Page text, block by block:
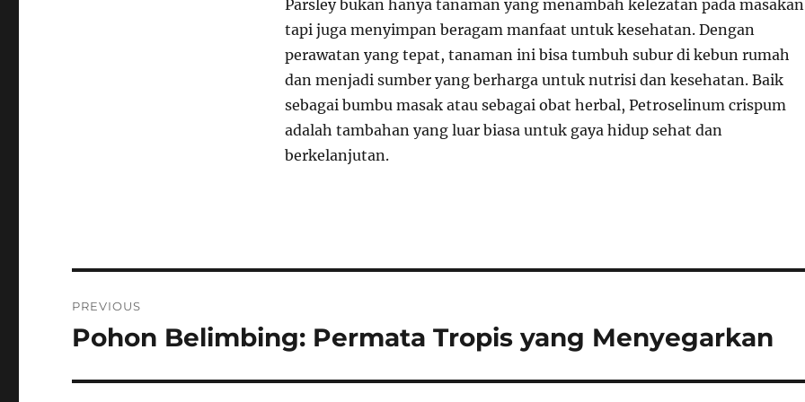
Parsley bukan hanya tanaman yang menambah kelezatan pada
tapi juga menyimpan beragam manfaat untuk kesehatan. Dengan
perawatan yang tepat, tanaman ini bisa tumbuh subur di kebun rumah
dan menjadi sumber yang berharga untuk nutrisi dan kesehatan. Baik
sebagai bumbu masak atau sebagai obat herbal, Petroselinum crispum
adalah tambahan yang luar biasa untuk gaya hidup sehat dan
berkelanjutan.
pos
PREVIOUS
Previous
Pohon Belimbing: Permata Tropis yang Menyegarkan